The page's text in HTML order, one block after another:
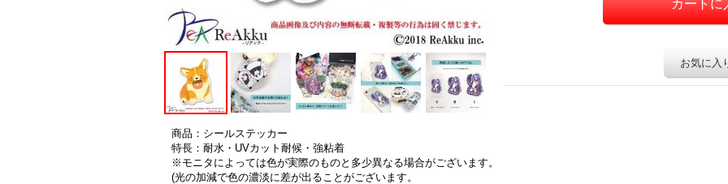
お気に入
商品：シールステッカー
特長：耐水・UVカット耐候・強粘着
※モニタによっては色が実際のものと多少異なる場合がございます。
(光の加減で色の濃淡に差が出ることがございます。